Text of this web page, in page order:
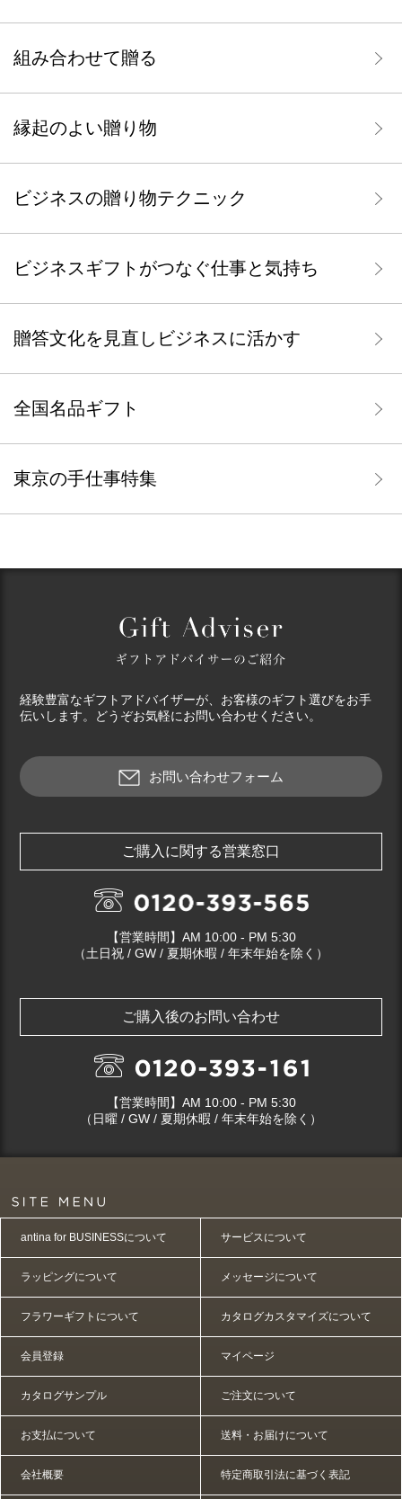
組み合わせて贈る
縁起のよい贈り物
ビジネスの贈り物テクニック
ビジネスギフトがつなぐ仕事と気持ち
贈答文化を見直しビジネスに活かす
全国名品ギフト
東京の手仕事特集
経験豊富なギフトアドバイザーが、お客様のギフト選びをお手
伝いします。どうぞお気軽にお問い合わせください。
お問い合わせフォーム
ご購入に関する営業窓口
【営業時間】AM 10:00 - PM 5:30
（土日祝 / GW / 夏期休暇 / 年末年始を除く）
ご購入後のお問い合わせ
【営業時間】AM 10:00 - PM 5:30
（日曜 / GW / 夏期休暇 / 年末年始を除く）
antina for BUSINESSについて サービスについて
ラッピングについて メッセージについて
フラワーギフトについて カタログカスタマイズについて
会員登録 マイページ
カタログサンプル ご注文について
お支払について 送料・お届けについて
会社概要 特定商取引法に基づく表記